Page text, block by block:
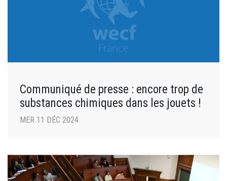
Communiqué de presse : encore trop de
substances chimiques dans les jouets !
MER 11 DÉC 2024